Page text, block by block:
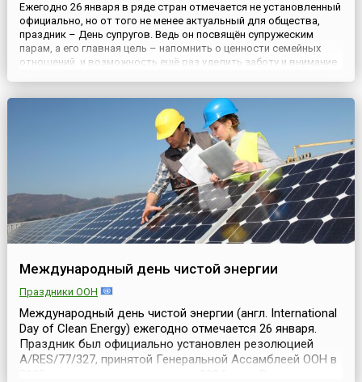
Ежегодно 26 января в ряде стран отмечается не установленный
официально, но от того не менее актуальный для общества,
праздник – День супругов. Ведь он посвящён супружеским
парам, а его главная цель – напомнить о ценности семейных
отношений, и возможность ещё раз уделить заботу и внимание
Международный день чистой энергии
Праздники ООН
Международный день чистой энергии (англ. International
Day of Clean Energy) ежегодно отмечается 26 января.
Праздник был официально установлен резолюцией
A/RES/77/327, принятой Генеральной Ассамблеей ООН в